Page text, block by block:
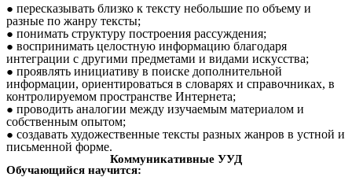
пересказывать близко к тексту небольшие по объему и
разные по жанру тексты;
понимать структуру построения рассуждения;
воспринимать целостную информацию благодаря
интеграции с другими предметами и видами искусства;
проявлять инициативу в поиске дополнительной
информации, ориентироваться в словарях и справочниках, в
контролируемом пространстве Интернета;
проводить аналогии между изучаемым материалом и
собственным опытом;
создавать художественные тексты разных жанров в устной и
письменной форме.
Коммуникативные УУД
Обучающийся научится: